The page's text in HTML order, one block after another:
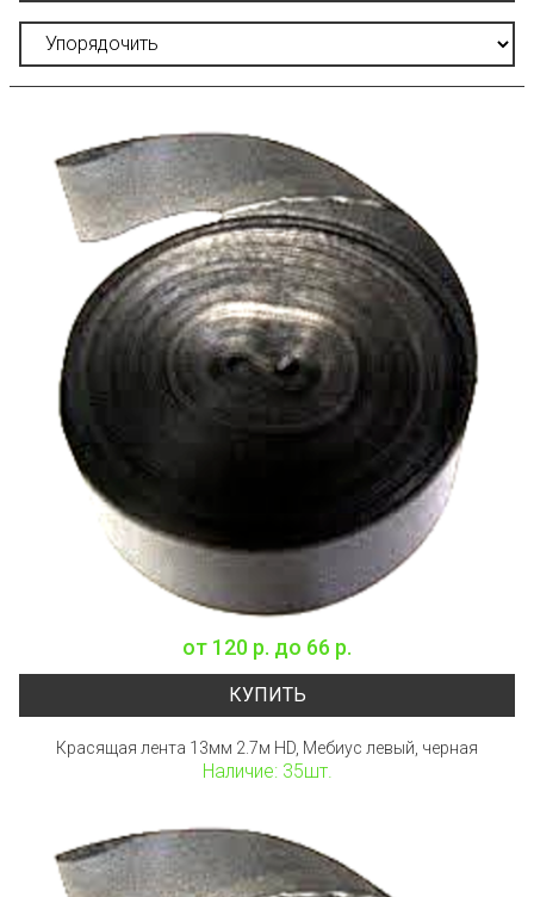
от 120 р. до 66 р.
КУПИТЬ
Красящая лента 13мм 2.7м HD, Мебиус левый, черная
Наличие: 35шт.